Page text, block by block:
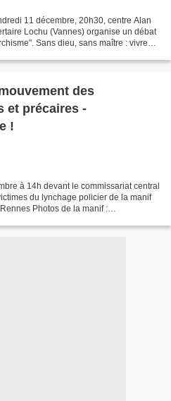
11 décembre, 20h30, centre Alan
Lochu (Vannes) organise un débat
Sans dieu, sans maître : vivre
des
et précaires -
!
à 14h devant le commissariat central
du lynchage policier de la manif
Photos de la manif :